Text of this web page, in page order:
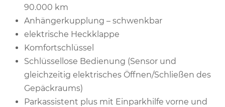
90.000 km
Anhängerkupplung – schwenkbar
elektrische Heckklappe
Komfortschlüssel
Schlüssellose Bedienung (Sensor und
gleichzeitig elektrisches Öffnen/Schließen des
Gepäckraums)
Parkassistent plus mit Einparkhilfe vorne und